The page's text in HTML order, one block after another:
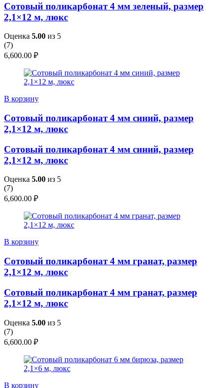
Сотовый поликарбонат 4 мм зеленый, размер
2,1×12 м, люкс
Оценка 5.00 из 5
(7)
6,600.00 ₽
В корзину
Сотовый поликарбонат 4 мм синий, размер
2,1×12 м, люкс
Сотовый поликарбонат 4 мм синий, размер
2,1×12 м, люкс
Оценка 5.00 из 5
(7)
6,600.00 ₽
В корзину
Сотовый поликарбонат 4 мм гранат, размер
2,1×12 м, люкс
Сотовый поликарбонат 4 мм гранат, размер
2,1×12 м, люкс
Оценка 5.00 из 5
(7)
6,600.00 ₽
В корзину